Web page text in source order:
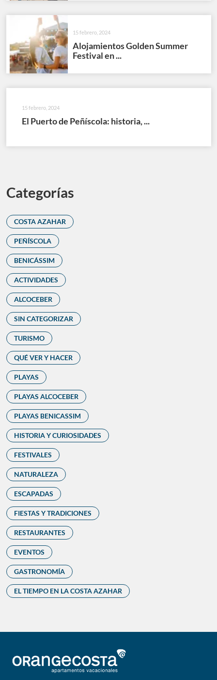
15 febrero, 2024
Alojamientos Golden Summer
Festival en ...
15 febrero, 2024
El Puerto de Peñíscola: historia, ...
Categorías
COSTA AZAHAR
PEÑÍSCOLA
BENICÁSSIM
ACTIVIDADES
ALCOCEBER
SIN CATEGORIZAR
TURISMO
QUÉ VER Y HACER
PLAYAS
PLAYAS ALCOCEBER
PLAYAS BENICASSIM
HISTORIA Y CURIOSIDADES
FESTIVALES
NATURALEZA
ESCAPADAS
FIESTAS Y TRADICIONES
RESTAURANTES
EVENTOS
GASTRONOMÍA
EL TIEMPO EN LA COSTA AZAHAR